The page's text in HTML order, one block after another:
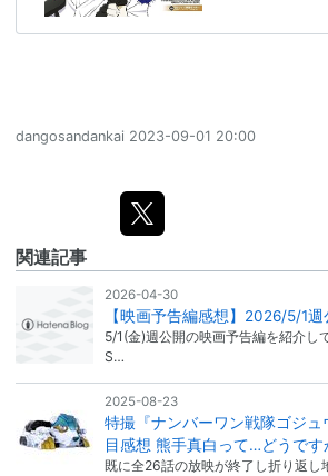
dangosandankai 2023-09-01 20:00
関連記事
2026-04-30
【映画予告編感想】2026/5/1週
5/1(金)週公開の映画予告編を紹介し
S…
2025-08-23
特撮『ナンバーワン戦隊ゴジ
目感想 熊手真白って…どうです
既に全26話の放映が終了し折り返し